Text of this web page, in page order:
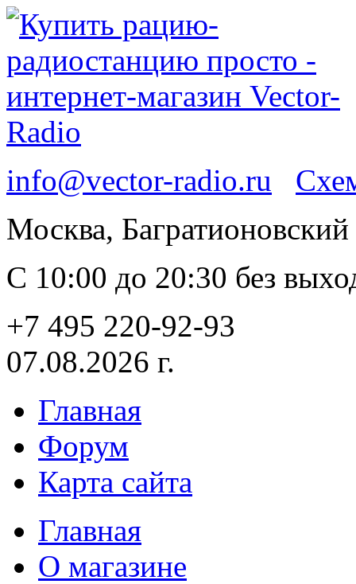
info@vector-radio.ru
Москва,
С 10:00 до 20:30 без
+7 495 220-92-93
07.08.2026 г.
Главная
Форум
Карта сайта
Главная
О магазине